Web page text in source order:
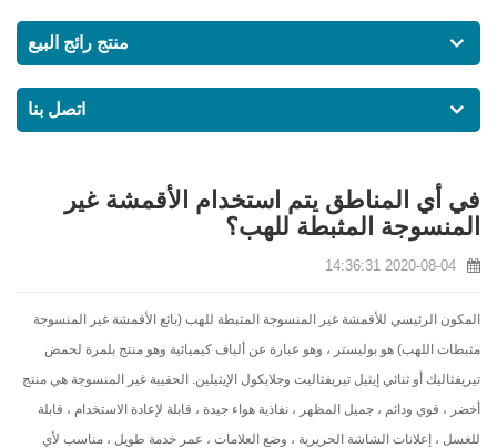
منتج رائج البيع
اتصل بنا
في أي المناطق يتم استخدام الأقمشة غير
المنسوجة المثبطة للهب؟
2020-08-04 14:36:31
المكون الرئيسي للأقمشة غير المنسوجة المثبطة للهب (بائع الأقمشة غير المنسوجة
مثبطات اللهب) هو بوليستر ، وهو عبارة عن ألياف كيميائية وهو منتج بلمرة لحمض
تيريفثاليك أو ثنائي إيثيل تيريفثاليت وجلايكول الإيثيلين. الحقيبة غير المنسوجة هي منتج
أخضر ، قوي ودائم ، جميل المظهر ، نفاذية هواء جيدة ، قابلة لإعادة الاستخدام ، قابلة
للغسل ، إعلانات الشاشة الحريرية ، وضع العلامات ، عمر خدمة طويل ، مناسب لأي